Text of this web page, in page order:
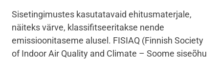
Sisetingimustes kasutatavaid ehitusmaterjale,
näiteks värve, klassifitseeritakse nende
emissioonitaseme alusel. FISIAQ (Finnish Society
of Indoor Air Quality and Climate – Soome siseõhu